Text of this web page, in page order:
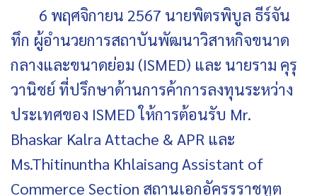
6 พฤศจิกายน 2567 นายพิตรพิบูล ธีร์จัน
ทึก ผู้อำนวยการสถาบันพัฒนาวิสาหกิจขนาด
กลางและขนาดย่อม (ISMED) และ นายราม คุรุ
วานิชย์ ที่ปรึกษาด้านการค้าการลงทุนระหว่าง
ประเทศของ ISMED ให้การต้อนรับ Mr.
Bhaskar Kalra Attache & APR และ
Ms.Thitinuntha Khlaisang Assistant of
Commerce Section สถานเอกอัครรราชทูต